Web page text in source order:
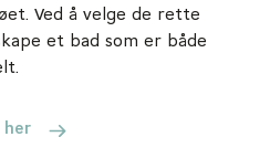
Ved å velge de rette
et bad som er både
her